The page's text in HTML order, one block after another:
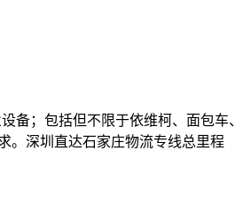
备；包括但不限于依维柯、面包车、
。深圳直达石家庄物流专线总里程